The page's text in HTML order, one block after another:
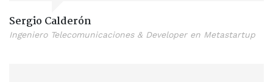
Sergio Calderón
Ingeniero Telecomunicaciones & Developer en Metastartup